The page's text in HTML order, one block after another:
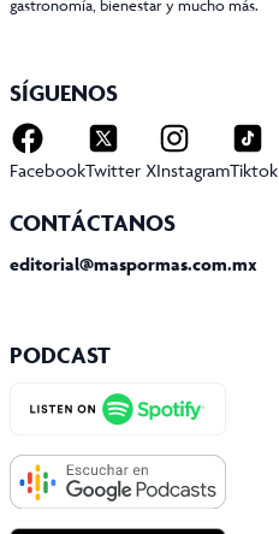
gastronomía, bienestar y mucho más.
SÍGUENOS
FacebookTwitter XInstagramTiktok
CONTÁCTANOS
editorial@maspormas.com.mx
PODCAST